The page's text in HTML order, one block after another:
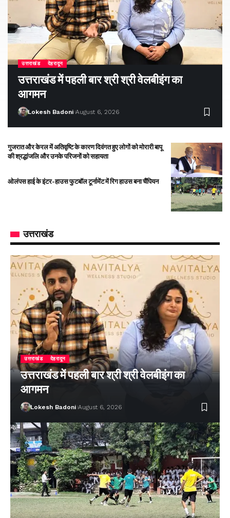
उत्तराखंड देहरादून
उत्तराखंड में पहली बार श्री श्री वेलबीइंग का
आगमन
Lokesh Badoni August 6, 2026
गुजरात और केरल में अतिवृष्टि के कारण दिवंगत हुए लोगों को मोरारी बापू
की श्रद्धांजलि और उनके परिजनों को सहायता
ओलंपस हाई के इंटर-हाउस फुटबॉल टूर्नामेंट में रिग हाउस बना चैंपियन
उत्तराखंड
उत्तराखंड देहरादून
उत्तराखंड में पहली बार श्री श्री वेलबीइंग का
आगमन
Lokesh Badoni August 6, 2026